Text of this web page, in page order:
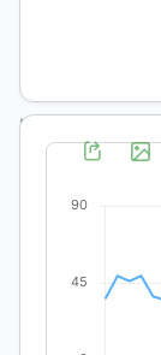
,
Consejo
Investigaciones